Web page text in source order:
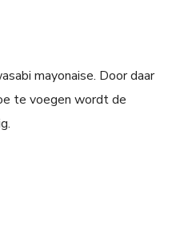
mayonaise. Door daar
te voegen wordt de